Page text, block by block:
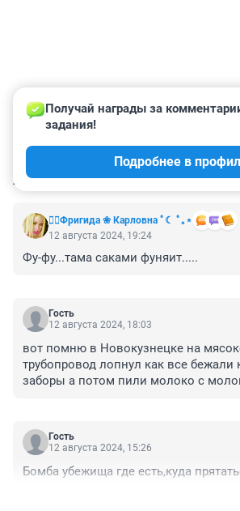
КОММЕНТАРИИ 46
❤️‍🔥Фригида ❀ Карловна ﾟ☾ ﾟ｡⋆
Получай награды за
задания!
Подробнее в
12 августа 2024, 19:24
Фу-фу...тама саками фуняит.....
Гость
12 августа 2024, 18:03
вот помню в Новокузнецке на
трубопровод лопнул как все бежали
заборы а потом пили молоко с
Гость
12 августа 2024, 15:26
Бомба убежища где есть,куда